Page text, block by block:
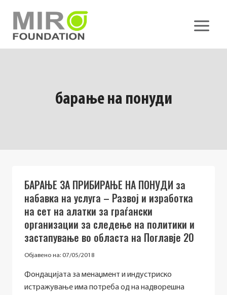
content
барање на понуди
БАРАЊЕ ЗА ПРИБИРАЊЕ НА ПОНУДИ за
набавка на услуга – Развој и изработка
на сет на алатки за граѓански
организации за следење на политики и
застапување во областа на Поглавје 20
Објавено на: 07/05/2018
Фондацијата за менаџмент и индустриско
истражување има потреба од на надворешна